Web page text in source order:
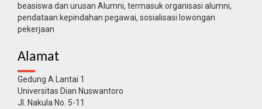
beasiswa dan urusan Alumni, termasuk organisasi alumni,
pendataan kepindahan pegawai, sosialisasi lowongan
pekerjaan
Alamat
Gedung A Lantai 1
Universitas Dian Nuswantoro
Jl. Nakula No. 5-11